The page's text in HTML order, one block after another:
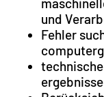
und
Fehler